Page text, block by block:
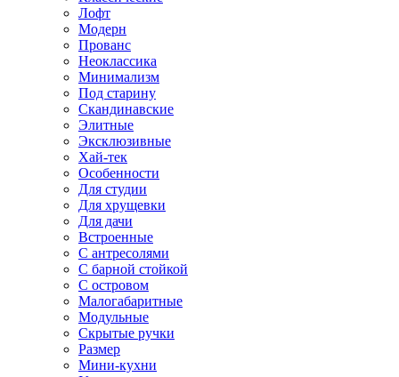
Лофт
Модерн
Прованс
Неоклассика
Минимализм
Под старину
Скандинавские
Элитные
Эксклюзивные
Хай-тек
Особенности
Для студии
Для хрущевки
Для дачи
Встроенные
С антресолями
С барной стойкой
С островом
Малогабаритные
Модульные
Скрытые ручки
Размер
Мини-кухни